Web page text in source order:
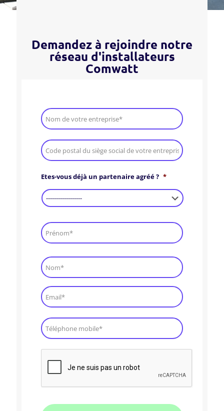
Demandez à rejoindre notre
réseau d'installateurs
Comwatt
Entreprise*
Code
postal *
Etes-vous déjà un partenaire agréé ? *
Votre
nom
et
prénom* *
E-
mail *
Mobile